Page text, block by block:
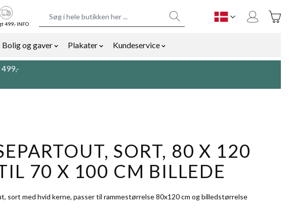
Bolig og gaver
Plakater
Kundeservice
499,- INFO DK
SORT, 80 X 120
70 X 100 CM BILLEDE
sort med hvid kerne, passer til rammestørrelse 80x120 cm og billedstørrelse